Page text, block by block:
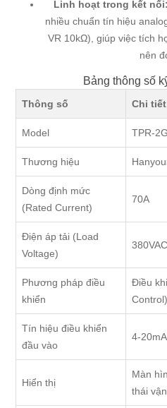
Linh hoạt trong kết nối:
nhiều chuẩn tín hiệu
VR 10kΩ), giúp việc tích
nên
Bảng thông số
Thông số Chi
Model TPR-
Thương hiệu
Dòng định mức
(Rated Current)
70A
Điện áp tải (Load
Voltage)
380VAC
Phương pháp điều
khiển
Điều
Control)
Tín hiệu điều khiển
đầu vào
4-
Hiển thị
Màn
thái